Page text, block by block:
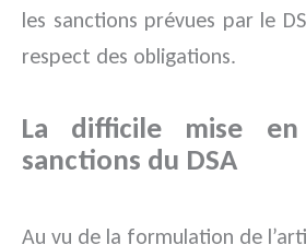
les sanctions prévues par le
respect des obligations.
La difficile mise
sanctions du DSA
Au vu de la formulation de